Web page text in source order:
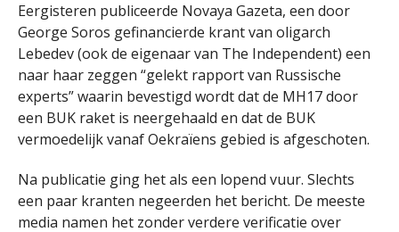
Eergisteren publiceerde Novaya Gazeta, een door
George Soros gefinancierde krant van oligarch
Lebedev (ook de eigenaar van The Independent) een
naar haar zeggen “gelekt rapport van Russische
experts” waarin bevestigd wordt dat de MH17 door
een BUK raket is neergehaald en dat de BUK
vermoedelijk vanaf Oekraïens gebied is afgeschoten.
Na publicatie ging het als een lopend vuur. Slechts
een paar kranten negeerden het bericht. De meeste
media namen het zonder verdere verificatie over